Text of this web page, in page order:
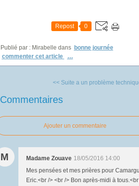
Repost 0
Publié par : Mirabelle dans bonne journée
commenter cet article
…
<< Suite a un problème
Commentaires
Ajouter un commentaire
M Madame Zouave 18/05/2016 14:00
Mes pensées et mes prières pour
Eric.<br /> <br /> Bon après-midi à